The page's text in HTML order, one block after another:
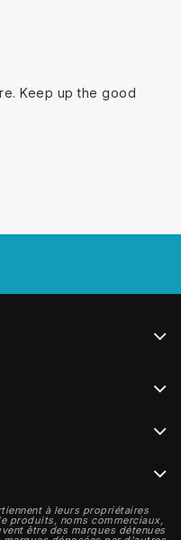
Keep up the good
à leurs propriétaires
produits, noms commerciaux,
être des marques détenues